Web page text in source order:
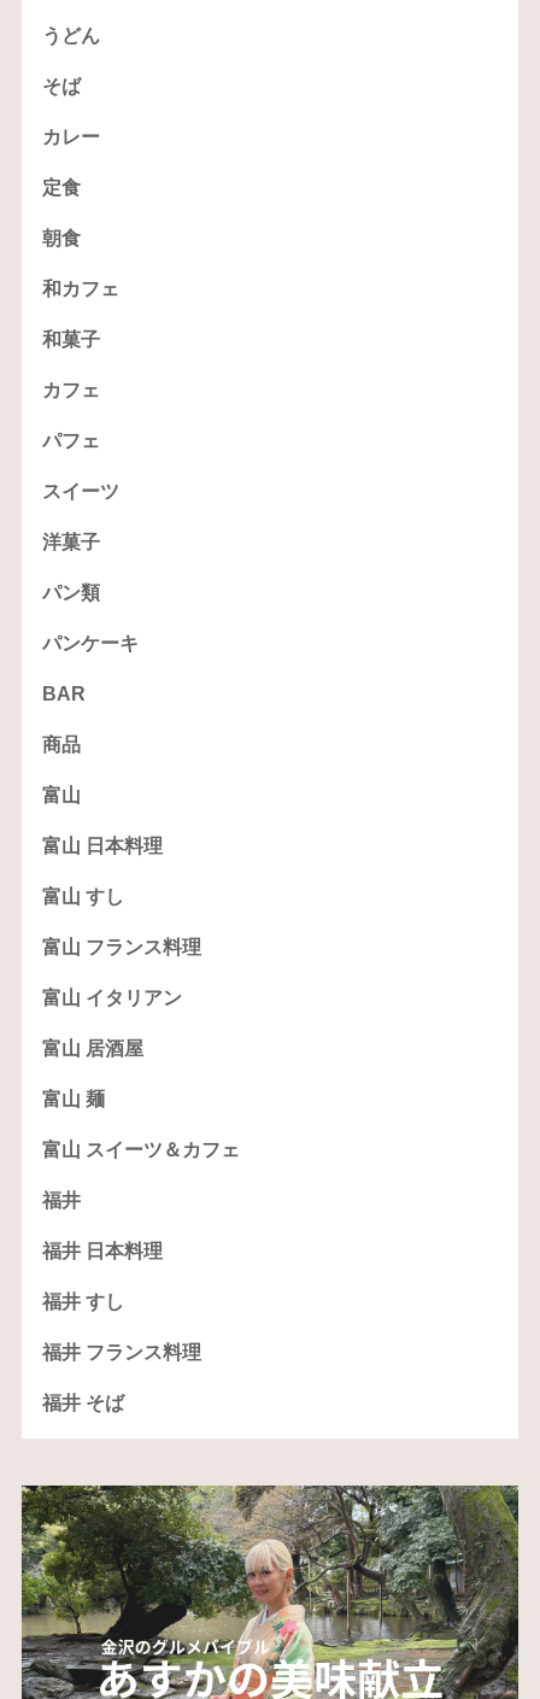
うどん
そば
カレー
定食
朝食
和カフェ
和菓子
カフェ
パフェ
スイーツ
洋菓子
パン類
パンケーキ
BAR
商品
富山
富山 日本料理
富山 すし
富山 フランス料理
富山 イタリアン
富山 居酒屋
富山 麺
富山 スイーツ＆カフェ
福井
福井 日本料理
福井 すし
福井 フランス料理
福井 そば